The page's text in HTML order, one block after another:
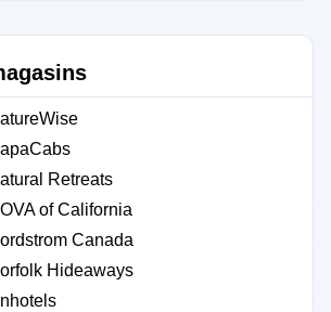
Retreats
of California
Canada
Hideaways